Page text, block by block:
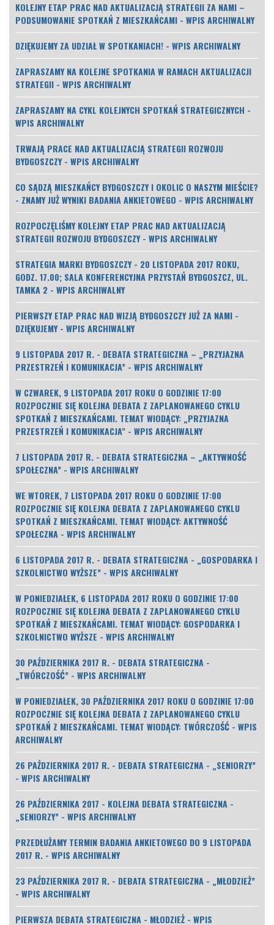
KOLEJNY ETAP PRAC NAD AKTUALIZACJĄ STRATEGII ZA NAMI –
PODSUMOWANIE SPOTKAŃ Z MIESZKAŃCAMI - WPIS ARCHIWALNY
DZIĘKUJEMY ZA UDZIAŁ W SPOTKANIACH! - WPIS ARCHIWALNY
ZAPRASZAMY NA KOLEJNE SPOTKANIA W RAMACH AKTUALIZACJI
STRATEGII - WPIS ARCHIWALNY
ZAPRASZAMY NA CYKL KOLEJNYCH SPOTKAŃ STRATEGICZNYCH -
WPIS ARCHIWALNY
TRWAJĄ PRACE NAD AKTUALIZACJĄ STRATEGII ROZWOJU
BYDGOSZCZY - WPIS ARCHIWALNY
CO SĄDZĄ MIESZKAŃCY BYDGOSZCZY I OKOLIC O NASZYM MIEŚCIE?
- ZNAMY JUŻ WYNIKI BADANIA ANKIETOWEGO - WPIS ARCHIWALNY
ROZPOCZĘLIŚMY KOLEJNY ETAP PRAC NAD AKTUALIZACJĄ
STRATEGII ROZWOJU BYDGOSZCZY - WPIS ARCHIWALNY
STRATEGIA MARKI BYDGOSZCZY - 20 LISTOPADA 2017 ROKU,
GODZ. 17.00; SALA KONFERENCYJNA PRZYSTAŃ BYDGOSZCZ, UL.
TAMKA 2 - WPIS ARCHIWALNY
PIERWSZY ETAP PRAC NAD WIZJĄ BYDGOSZCZY JUŻ ZA NAMI -
DZIĘKUJEMY - WPIS ARCHIWALNY
9 LISTOPADA 2017 R. - DEBATA STRATEGICZNA – „PRZYJAZNA
PRZESTRZEŃ I KOMUNIKACJA” - WPIS ARCHIWALNY
W CZWAREK, 9 LISTOPADA 2017 ROKU O GODZINIE 17:00
ROZPOCZNIE SIĘ KOLEJNA DEBATA Z ZAPLANOWANEGO CYKLU
SPOTKAŃ Z MIESZKAŃCAMI. TEMAT WIODĄCY: „PRZYJAZNA
PRZESTRZEŃ I KOMUNIKACJA" - WPIS ARCHIWALNY
7 LISTOPADA 2017 R. - DEBATA STRATEGICZNA – „AKTYWNOŚĆ
SPOŁECZNA” - WPIS ARCHIWALNY
WE WTOREK, 7 LISTOPADA 2017 ROKU O GODZINIE 17:00
ROZPOCZNIE SIĘ KOLEJNA DEBATA Z ZAPLANOWANEGO CYKLU
SPOTKAŃ Z MIESZKAŃCAMI. TEMAT WIODĄCY: AKTYWNOŚĆ
SPOŁECZNA - WPIS ARCHIWALNY
6 LISTOPADA 2017 R. - DEBATA STRATEGICZNA - „GOSPODARKA I
SZKOLNICTWO WYŻSZE” - WPIS ARCHIWALNY
W PONIEDZIAŁEK, 6 LISTOPADA 2017 ROKU O GODZINIE 17:00
ROZPOCZNIE SIĘ KOLEJNA DEBATA Z ZAPLANOWANEGO CYKLU
SPOTKAŃ Z MIESZKAŃCAMI. TEMAT WIODĄCY: GOSPODARKA I
SZKOLNICTWO WYŻSZE - WPIS ARCHIWALNY
30 PAŹDZIERNIKA 2017 R. - DEBATA STRATEGICZNA -
„TWÓRCZOŚĆ” - WPIS ARCHIWALNY
W PONIEDZIAŁEK, 30 PAŹDZIERNIKA 2017 ROKU O GODZINIE 17:00
ROZPOCZNIE SIĘ KOLEJNA DEBATA Z ZAPLANOWANEGO CYKLU
SPOTKAŃ Z MIESZKAŃCAMI. TEMAT WIODĄCY: TWÓRCZOŚĆ - WPIS
ARCHIWALNY
26 PAŹDZIERNIKA 2017 R. - DEBATA STRATEGICZNA - „SENIORZY”
- WPIS ARCHIWALNY
26 PAŹDZIERNIKA 2017 - KOLEJNA DEBATA STRATEGICZNA -
„SENIORZY” - WPIS ARCHIWALNY
PRZEDŁUŻAMY TERMIN BADANIA ANKIETOWEGO DO 9 LISTOPADA
2017 R. - WPIS ARCHIWALNY
23 PAŹDZIERNIKA 2017 R. - DEBATA STRATEGICZNA - „MŁODZIEŻ”
- WPIS ARCHIWALNY
PIERWSZA DEBATA STRATEGICZNA - MŁODZIEŻ - WPIS